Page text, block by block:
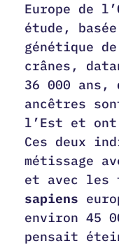
Europe de
étude,
génétique
crânes,
36 000 ans,
ancêtres
l’Est et ont
Ces deux
métissage
et avec les
sapiens
environ 45
pensait